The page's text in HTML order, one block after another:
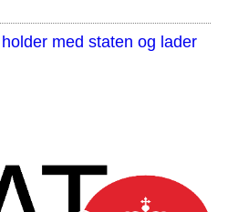
med staten og lader